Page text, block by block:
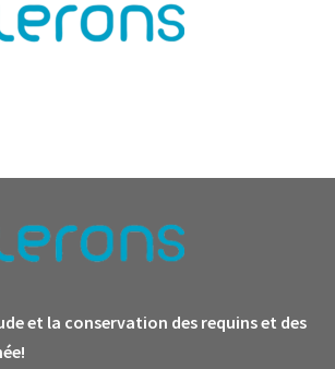
et la conservation des requins et des